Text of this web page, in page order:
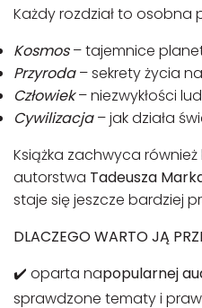
Każdy rozdział to osobna
Kosmos– tajemnice
Przyroda– sekrety życia
Człowiek– niezwykłości
Cywilizacja– jak działa
Książka zachwyca
autorstwa Tadeusza
staje się jeszcze bardziej
DLACZEGO WARTO JĄ
✔️ oparta napopularnej
sprawdzone tematy i